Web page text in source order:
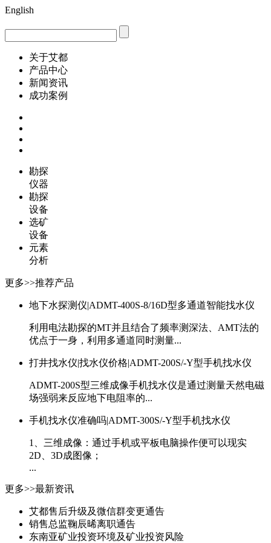
English
关于艾都
产品中心
新闻资讯
成功案例
勘探
仪器
勘探
设备
选矿
设备
元素
分析
更多>>推荐产品
地下水探测仪|ADMT-400S-8/16D型多通道智能找水仪
利用电法勘探的MT并且结合了频率测深法、AMT法的
优点于一身，利用多通道同时测量...
打井找水仪|找水仪价格|ADMT-200S/-Y型手机找水仪
ADMT-200S型三维成像手机找水仪是通过测量天然电磁
场强弱来反应地下电阻率的...
手机找水仪准确吗|ADMT-300S/-Y型手机找水仪
1、三维成像：通过手机或平板电脑操作便可以现实
2D、3D成图像；
...
更多>>最新资讯
艾都售后升级及微信群变更通告
销售总监鞠辰晞离职通告
东南亚矿业投资环境及矿业投资风险